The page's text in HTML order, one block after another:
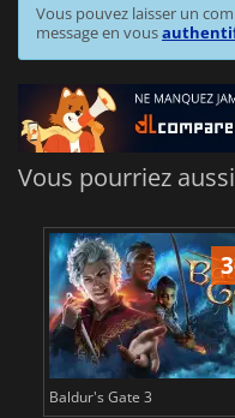
Vous pouvez laisser un
message en vous
Vous pourriez
Baldur's Gate 3